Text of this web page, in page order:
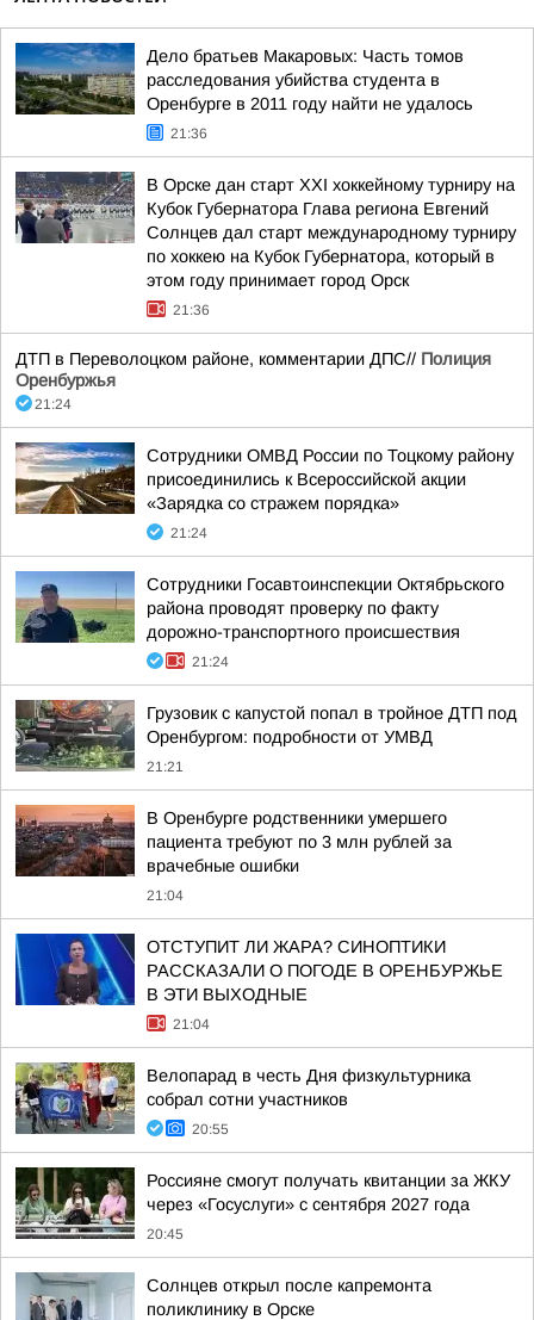
Дело братьев Макаровых: Часть томов
расследования убийства студента в
Оренбурге в 2011 году найти не удалось
21:36
В Орске дан старт XXI хоккейному турниру на
Кубок Губернатора Глава региона Евгений
Солнцев дал старт международному турниру
по хоккею на Кубок Губернатора, который в
этом году принимает город Орск
21:36
ДТП в Переволоцком районе, комментарии ДПС// Полиция
Оренбуржья
21:24
Сотрудники ОМВД России по Тоцкому району
присоединились к Всероссийской акции
«Зарядка со стражем порядка»
21:24
Сотрудники Госавтоинспекции Октябрьского
района проводят проверку по факту
дорожно-транспортного происшествия
21:24
Грузовик с капустой попал в тройное ДТП под
Оренбургом: подробности от УМВД
21:21
В Оренбурге родственники умершего
пациента требуют по 3 млн рублей за
врачебные ошибки
21:04
ОТСТУПИТ ЛИ ЖАРА? СИНОПТИКИ
РАССКАЗАЛИ О ПОГОДЕ В ОРЕНБУРЖЬЕ
В ЭТИ ВЫХОДНЫЕ
21:04
Велопарад в честь Дня физкультурника
собрал сотни участников
20:55
Россияне смогут получать квитанции за ЖКУ
через «Госуслуги» с сентября 2027 года
20:45
Солнцев открыл после капремонта
поликлинику в Орске